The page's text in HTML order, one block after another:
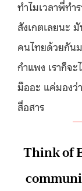
ทำไมเวลาพี่ทำ
สังเกตเลยนะ
คนไทยด้วยกัน
กำแพง เราก็จ
มืออะ แค่มองว่
สื่อสาร
Think of